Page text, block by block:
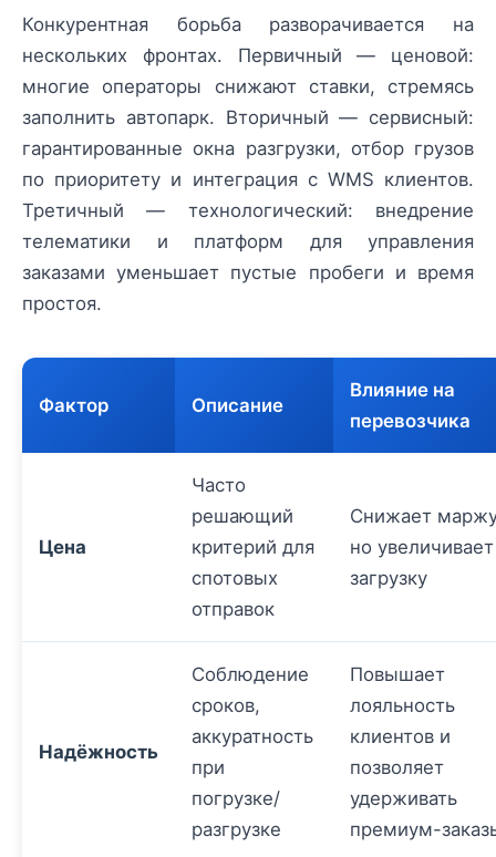
Конкурентная борьба разворачивается на
нескольких фронтах. Первичный — ценовой:
многие операторы снижают ставки, стремясь
заполнить автопарк. Вторичный — сервисный:
гарантированные окна разгрузки, отбор грузов
по приоритету и интеграция с WMS клиентов.
Третичный — технологический: внедрение
телематики и платформ для управления
заказами уменьшает пустые пробеги и время
простоя.
Фактор Описание
Влияние на
перевозчика
Цена
Часто
решающий
критерий для
спотовых
отправок
Снижает
но увеличивает
загрузку
Надёжность
Соблюдение
сроков,
аккуратность
при
погрузке/
разгрузке
Повышает
лояльность
клиентов и
позволяет
удерживать
премиум-